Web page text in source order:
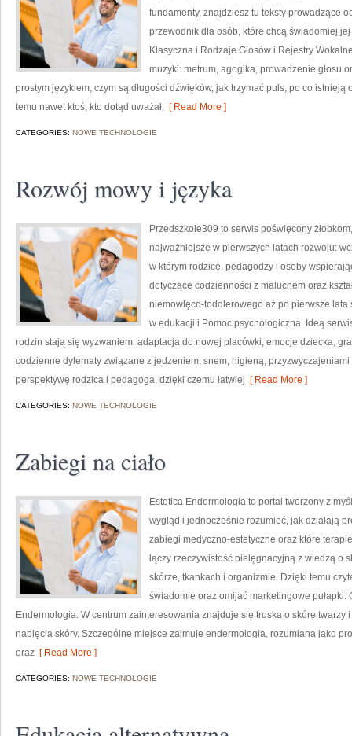
fundamenty, znajdziesz tu teksty prowadzące
przewodnik dla osób, które chcą świadomiej
Klasyczna i Rodzaje Głosów i Rejestry
muzyki: metrum, agogika, prowadzenie głosu
prostym językiem, czym są długości dźwięków, jak trzymać puls, po co
temu nawet ktoś, kto dotąd uważał, [ Read More ]
CATEGORIES: NOWE TECHNOLOGIE
Rozwój mowy i języka
Przedszkole309 to serwis poświęcony
najważniejsze w pierwszych latach rozwoju:
w którym rodzice, pedagodzy i osoby
dotyczące codzienności z maluchem oraz
niemowlęco-toddlerowego aż po pierwsze lata
w edukacji i Pomoc psychologiczna. Ideą
rodzin stają się wyzwaniem: adaptacja do nowej placówki, emocje dziecka,
codzienne dylematy związane z jedzeniem, snem, higieną,
perspektywę rodzica i pedagoga, dzięki czemu łatwiej [ Read More ]
CATEGORIES: NOWE TECHNOLOGIE
Zabiegi na ciało
Estetica Endermologia to portal tworzony z
wygląd i jednocześnie rozumieć, jak działają
zabiegi medyczno-estetyczne oraz które
łączy rzeczywistość pielęgnacyjną z wiedzą o
skórze, tkankach i organizmie. Dzięki temu
świadomie oraz omijać marketingowe
Endermologia. W centrum zainteresowania znajduje się troska o skórę twarzy
napięcia skóry. Szczególne miejsce zajmuje endermologia, rozumiana jako
oraz [ Read More ]
CATEGORIES: NOWE TECHNOLOGIE